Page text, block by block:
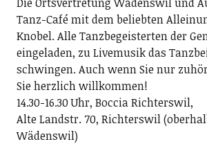
Tanz-Café mit dem beliebten
Knobel. Alle Tanzbegeisterten der
eingeladen, zu Livemusik das
schwingen. Auch wenn Sie nur
Sie herzlich willkommen!
14.30-16.30 Uhr, Boccia Richterswil,
Alte Landstr. 70, Richterswil
Wädenswil)